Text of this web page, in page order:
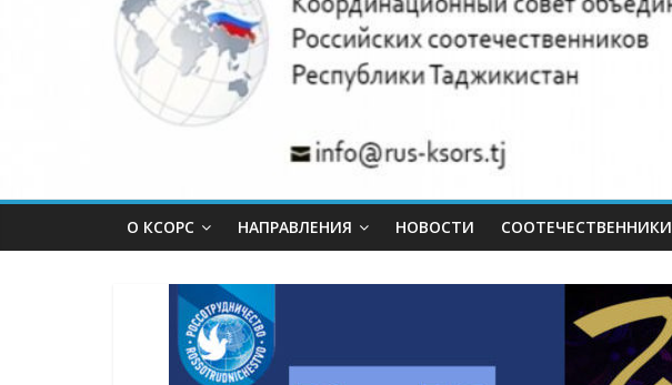
российских
соотечественников
Республики
Таджикистан.
О КСОРС НАПРАВЛЕНИЯ НОВОСТИ СООТЕЧЕСТВЕННИКИ